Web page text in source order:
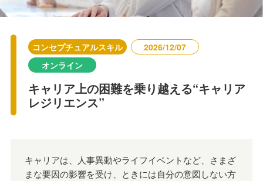
コンセプチュアルスキル
2026/12/07
オンライン
キャリア上の困難を乗り越える“キャリア
レジリエンス”
キャリアは、人事異動やライフイベントなど、さまざ
まな要因の影響を受け、ときには自分の意図しない方